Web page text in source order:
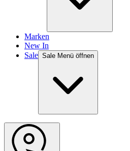
Marken
New In
Sale Sale Menü öffnen